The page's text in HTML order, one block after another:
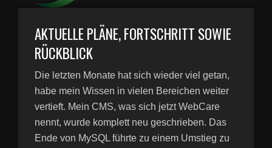
AKTUELLE PLÄNE, FORTSCHRITT SOWIE
RÜCKBLICK
Die letzten Monate hat sich wieder viel getan,
habe mein Wissen in vielen Bereichen weiter
vertieft. Mein CMS, was sich jetzt WebCare
nennt, wurde komplett neu geschrieben. Das
Ende von MySQL führte zu einem Umstieg zu